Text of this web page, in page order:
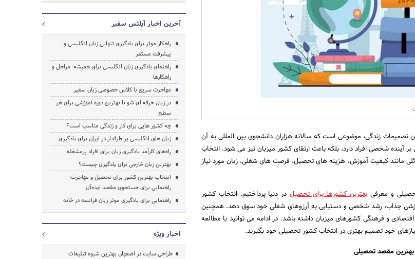
تصمیمات زندگی، موضوعی است که سالانه هزاران دانشجوی بین المللی به آن
آینده شخصی افراد دارد، بلکه باعث ارتقای کشور میزبان نیز می شود. انتخاب
مانند کیفیت آموزش، هزینه های تحصیل، فرصت های شغلی، زبان مورد نیاز
و معرفیبهترین کشورها برای تحصیل در دنیا پرداختیم. انتخاب کشور
جذاب، رشد شخصی و دستیابی به آرزوهای شغلی خود سوق دهد. همچنین
و فرهنگی کشورهای میزبان داشته باشد. در ادامه می توانید با مطالعه
خود تصمیم بهتری در انتخاب کشور تحصیلی خود بگیرید.
مقصد تحصیلی
آخرین اخبار آیلتس سفیر
راهکار موثر برای یادگیری تنهایی زبان انگلیسی و
پیشرفت مستمر
راهنمای یادگیری زبان انگلیسی برای همیشه: مراحل و
راهکارها
مهاجرت سریع با کلاس خصوصی زبان سفیر
در زبان حرفه ای شو با بهترین دوره آموزشی برای هر
سطح
چه کشور هایی برای کار و زندگی مناسب است؟
زبان های انگلیسی پر طرفدار در ایران برای یادگیری
راه‌های کارآمد یادگیری زبان برای افراد پرمشغله
بهترین زبان خارجی برای یادگیری چیست؟
انتخاب بهترین کشور برای تحصیل و مهاجرت:
راهنمایی برای جستجوی مقصد ایده‌آل
راهنمایی برای یادگیری موثر زبان فرانسه در خانه
اخبار ویژه
طراحی سایت در اصفهان بهترین شیوه تبلیغات